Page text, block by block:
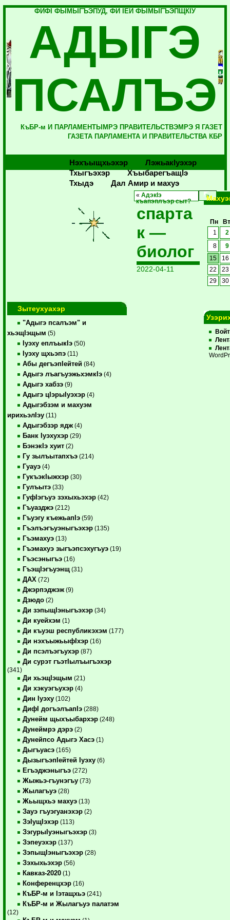
ФИФI ФЫМЫГЪЭПУД, ФИ IЕЙ ФЫМЫГЪЭПЩКIУ
АДЫГЭ
ПСАЛЪЭ
КъБР-м И ПАРЛАМЕНТЫМРЭ ПРАВИТЕЛЬСТВЭМРЭ Я ГАЗЕТ
ГАЗЕТА ПАРЛАМЕНТА И ПРАВИТЕЛЬСТВА КБР
Нэхъыщхьэхэр
Лэжьакlуэхэр
Тхыгъэхэр
Хъыбарегъащlэ
Тхыдэ
Дал Амир и махуэ
Зытеухуахэр
"Адыгэ псалъэм" и
хьэщIэщым (5)
Iуэху еплъыкIэ (50)
Iуэху щхьэпэ (11)
Абы дегъэпIейтей (84)
Адыгэ лъагъуэжьхэмкIэ (4)
Адыгэ хабзэ (9)
Адыгэ цIэрыIуэхэр (4)
Адыгэбзэм и махуэм
ирихьэлIэу (11)
Адыгэбзэр ядж (4)
Банк Iуэхухэр (29)
БэнэкIэ хуит (2)
Гу зылъытапхъэ (214)
Гуауэ (4)
ГукъэкIыжхэр (30)
Гулъытэ (33)
ГуфIэгъуэ зэхыхьэхэр (42)
Гъуазджэ (212)
Гъуэгу къежьапIэ (59)
Гъэлъэгъуэныгъэхэр (135)
Гъэмахуэ (13)
Гъэмахуэ зыгъэпсэхугъуэ (19)
Гъэсэныгъэ (16)
ГъэщIэгъуэнщ (31)
ДАХ (72)
Джэрпэджэж (9)
Дзюдо (2)
Ди зэпыщIэныгъэхэр (34)
Ди куейхэм (1)
Ди къуэш республикэхэм (177)
Ди нэхъыжьыфIхэр (16)
Ди псэлъэгъухэр (87)
Ди сурэт гъэтIылъыгъэхэр
(341)
Ди хьэщIэщым (21)
Ди хэкуэгъухэр (4)
Дин Iуэху (102)
ДифI догъэлъапIэ (288)
Дунейм щыхъыбархэр (248)
Дунеймрэ дэрэ (2)
Дунейпсо Адыгэ Хасэ (1)
Дыгъуасэ (165)
ДызыгъэпIейтей Iуэху (6)
Егъэджэныгъэ (272)
Жыжьэ-гъунэгъу (73)
Жылагъуэ (28)
Жьыщхьэ махуэ (13)
Зауэ гъуэгуанэхэр (2)
ЗэIущIэхэр (113)
ЗэгурыIуэныгъэхэр (3)
Зэпеуэхэр (137)
ЗэпыщIэныгъэхэр (28)
Зэхыхьэхэр (56)
Кавказ-2020 (1)
Конференцхэр (16)
КъБР-м и Iэтащхьэ (241)
КъБР-м и Жылагъуэ палатэм
(12)
«АдэкIэ
къапэплъэр сыт?
спарта
к —
биолог
2022-04-11
Пн
1
2
8
9
15
16
22
23
29
30